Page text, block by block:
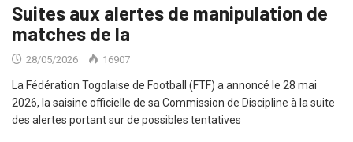
Suites aux alertes de manipulation de
matches de la
28/05/2026 16907
La Fédération Togolaise de Football (FTF) a annoncé le 28 mai
2026, la saisine officielle de sa Commission de Discipline à la suite
des alertes portant sur de possibles tentatives